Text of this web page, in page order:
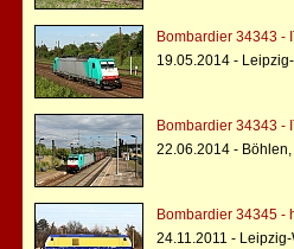
Bombardier 34343 -
19.05.2014 -
Bombardier 34343 -
22.06.2014 -
Bombardier 34345 -
24.11.2011 -